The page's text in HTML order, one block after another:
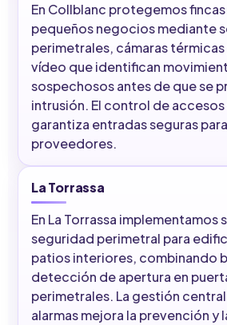
En Collblanc protegemos
pequeños negocios mediante
perimetrales, cámaras térmicas
vídeo que identifican
sospechosos antes de que se
intrusión. El control de
garantiza entradas seguras
proveedores.
La Torrassa
En La Torrassa implementamos
seguridad perimetral para
patios interiores, combinando
detección de apertura en
perimetrales. La gestión
alarmas mejora la prevención y